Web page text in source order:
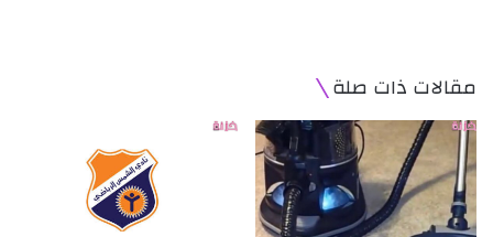
مقالات ذات صلة